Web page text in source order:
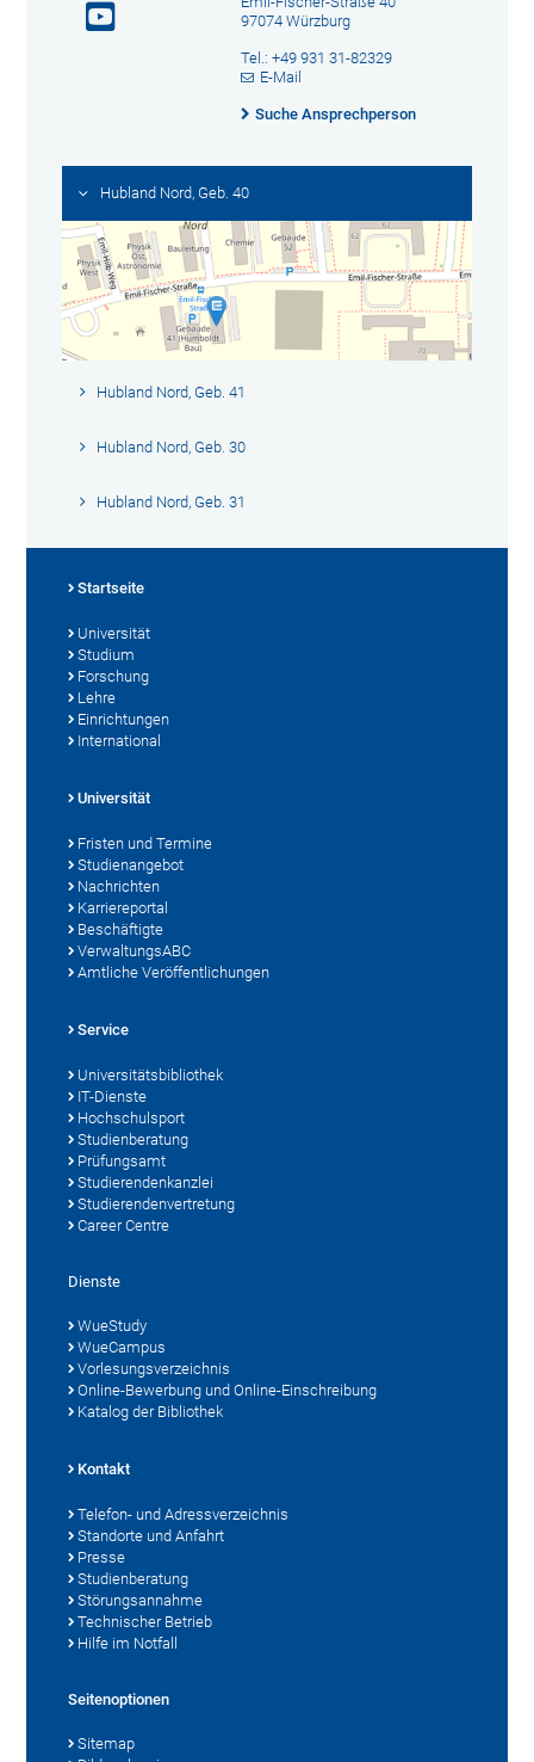
97074 Würzburg
Tel.: +49 931 31-82329
E-Mail
Suche Ansprechperson
Hubland Nord, Geb. 40
Hubland Nord, Geb. 41
Hubland Nord, Geb. 30
Hubland Nord, Geb. 31
Startseite
Universität
Studium
Forschung
Lehre
Einrichtungen
International
Universität
Fristen und Termine
Studienangebot
Nachrichten
Karriereportal
Beschäftigte
VerwaltungsABC
Amtliche Veröffentlichungen
Service
Universitätsbibliothek
IT-Dienste
Hochschulsport
Studienberatung
Prüfungsamt
Studierendenkanzlei
Studierendenvertretung
Career Centre
Dienste
WueStudy
WueCampus
Vorlesungsverzeichnis
Online-Bewerbung und Online-Einschreibung
Katalog der Bibliothek
Kontakt
Telefon- und Adressverzeichnis
Standorte und Anfahrt
Presse
Studienberatung
Störungsannahme
Technischer Betrieb
Hilfe im Notfall
Seitenoptionen
Sitemap